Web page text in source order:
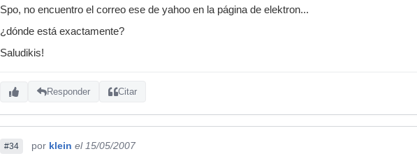
Tengo que añadir que he reinstalado el OS varias veces tanto via MIDI, como
Un saludo y gracias.
Spo, no encuentro el correo ese de yahoo en la página de elektron...
¿dónde está exactamente?
Saludikis!
Responder Citar
#34 por klein el 15/05/2007